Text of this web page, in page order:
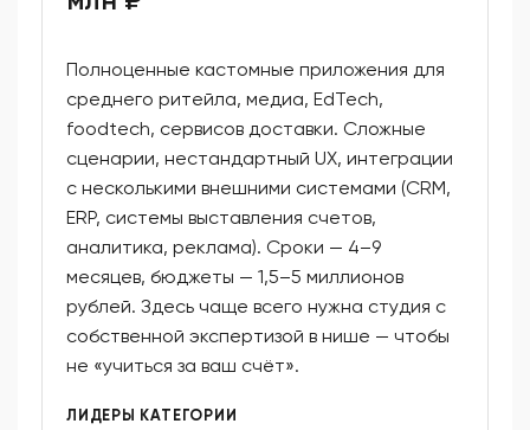
Полноценные кастомные приложения для
среднего ритейла, медиа, EdTech,
foodtech, сервисов доставки. Сложные
сценарии, нестандартный UX, интеграции
с несколькими внешними системами (CRM,
ERP, системы выставления счетов,
аналитика, реклама). Сроки — 4–9
месяцев, бюджеты — 1,5–5 миллионов
рублей. Здесь чаще всего нужна студия с
собственной экспертизой в нише — чтобы
не «учиться за ваш счёт».
ЛИДЕРЫ КАТЕГОРИИ